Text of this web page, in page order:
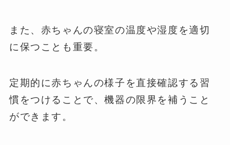
また、赤ちゃんの寝室の温度や湿度を適切
に保つことも重要。
定期的に赤ちゃんの様子を直接確認する習
慣をつけることで、機器の限界を補うこと
ができます。